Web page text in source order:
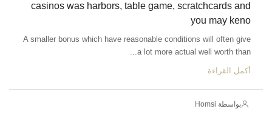
casinos was harbors, table game, scratchcards and
you may keno
A smaller bonus which have reasonable conditions will often give
a lot more actual well worth than...
أكمل القراءة
بواسطة Homsi